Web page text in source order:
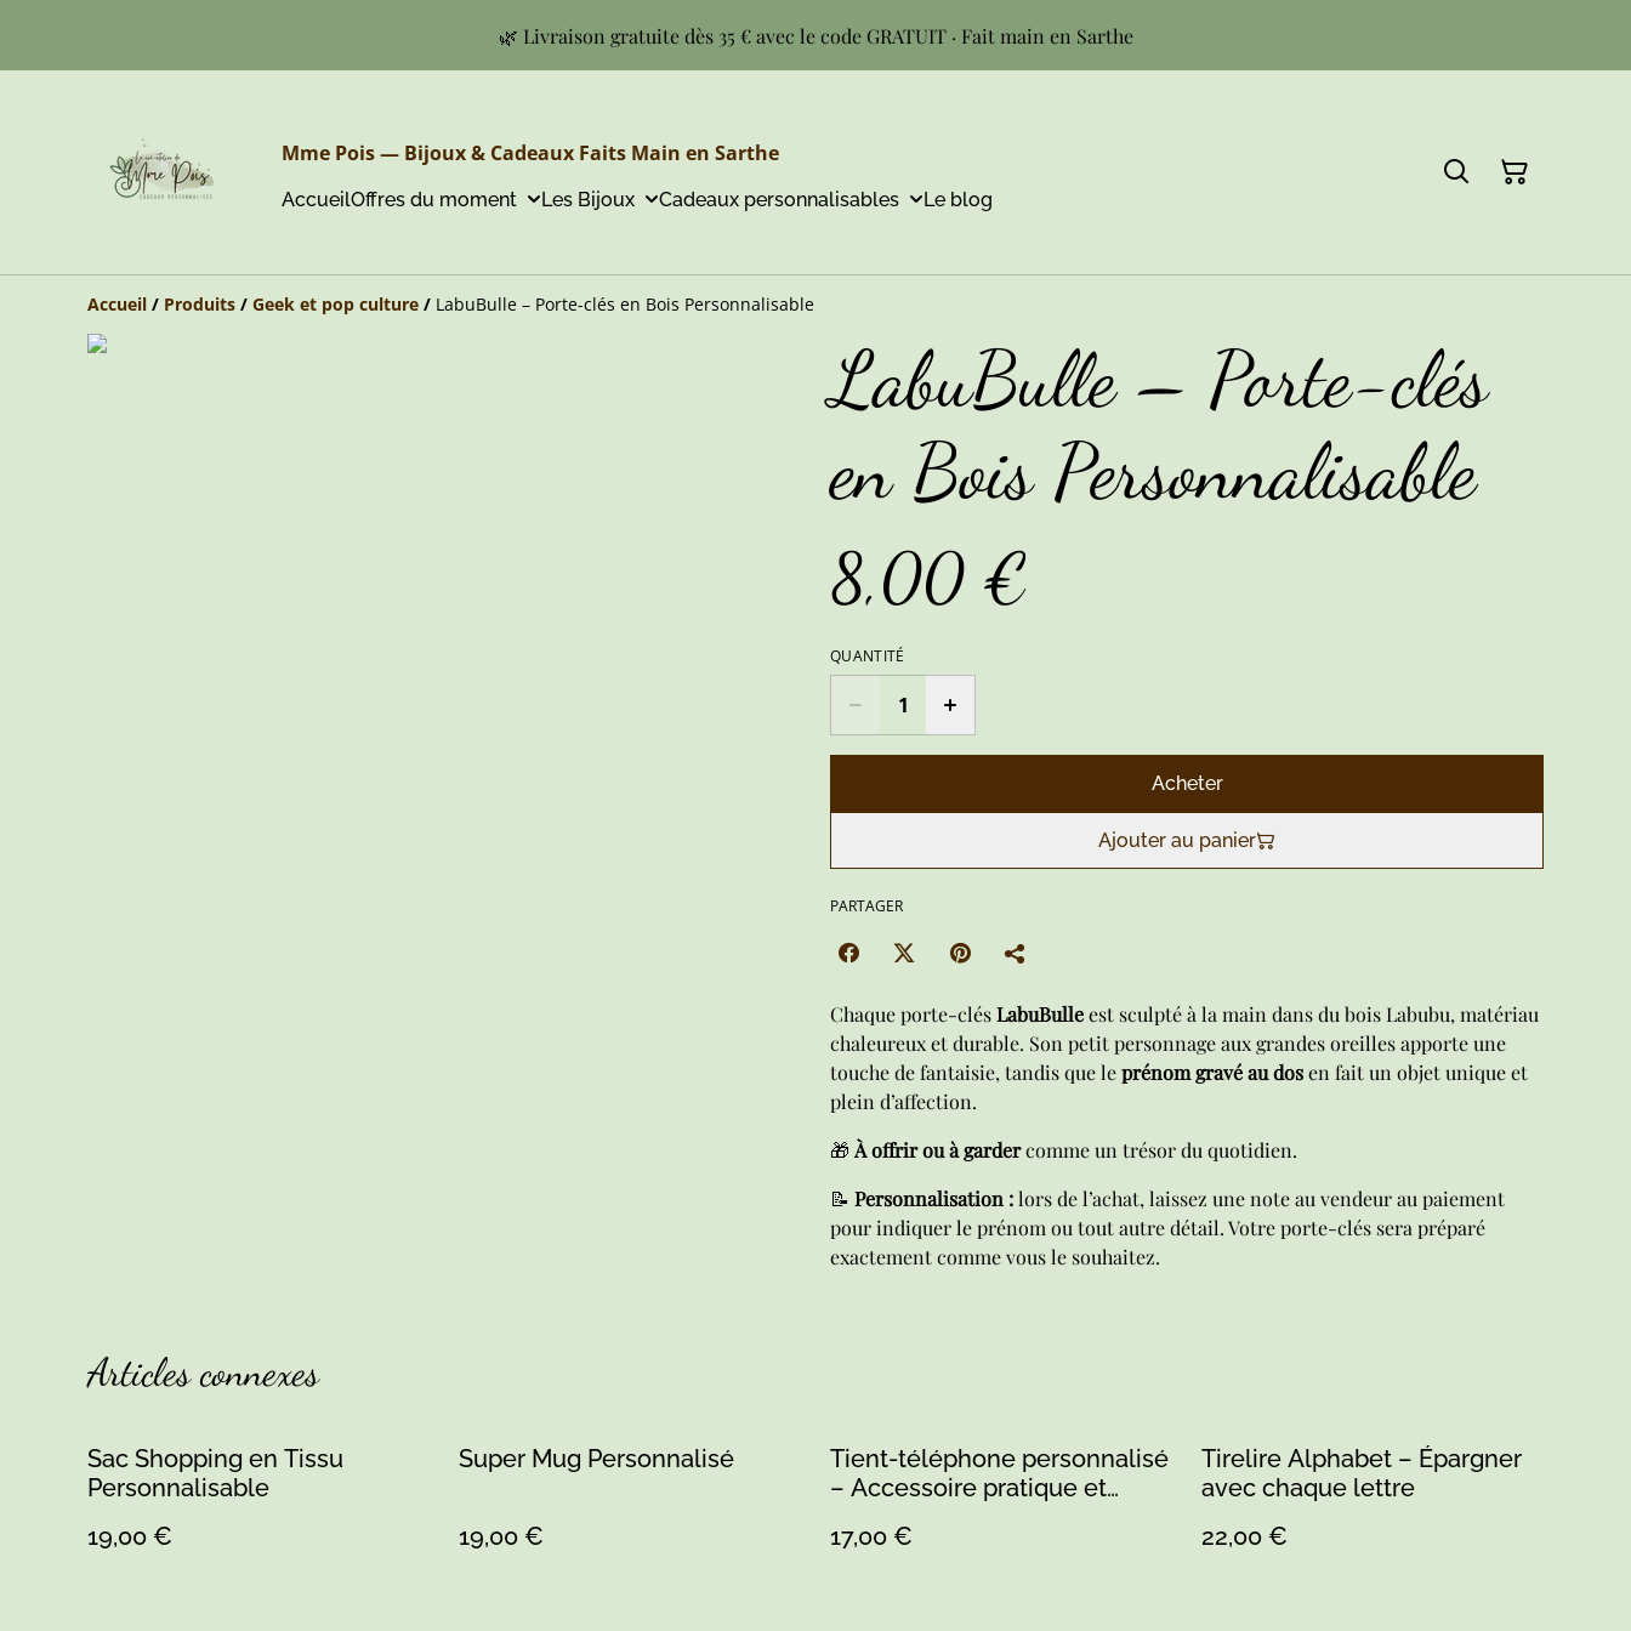
🌿 Livraison gratuite dès 35 € avec le code GRATUIT · Fait main en Sarthe
Mme Pois — Bijoux & Cadeaux Faits Main en Sarthe
AccueilOffres du moment Les Bijoux Cadeaux personnalisables Le blog
Accueil / Produits / Geek et pop culture / LabuBulle – Porte-clés en Bois Personnalisable
LabuBulle – Porte-clés
en Bois Personnalisable
8,00 €
QUANTITÉ
Acheter
Ajouter au panier
PARTAGER
Chaque porte-clésLabuBulleest sculpté à la main dans du bois Labubu, matériau
chaleureux et durable. Son petit personnage aux grandes oreilles apporte une
touche de fantaisie, tandis que leprénom gravé au dosen fait un objet unique et
plein d’affection.
🎁 À offrir ou à gardercomme un trésor du quotidien.
📝 Personnalisation :lors de l’achat, laissez une note au vendeur au paiement
pour indiquer le prénom ou tout autre détail. Votre porte-clés sera préparé
exactement comme vous le souhaitez.
Articles connexes
Sac Shopping en Tissu
Personnalisable
19,00 €
Super Mug Personnalisé
19,00 €
Tient-téléphone personnalisé
– Accessoire pratique et
17,00 €
Tirelire Alphabet – Épargner
avec chaque lettre
22,00 €